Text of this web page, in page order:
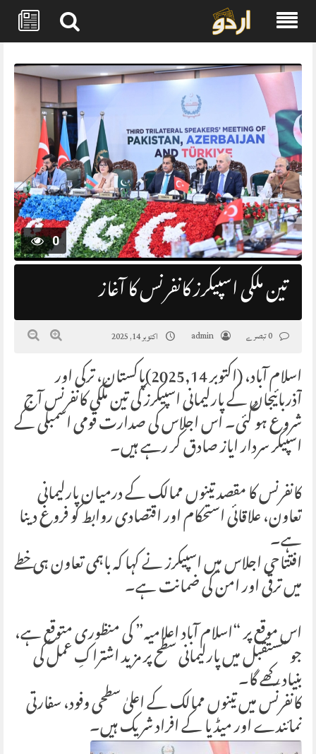
Skip
content
0
تین ملکی اسپیکرز کانفرنس کا آغاز
admin اکتوبر 14, 2025
اسلام آباد، (اکتوبر 2025,14)پاکستان، ترکی اور
آذربائیجان کے پارلیمانی اسپیکرز کی تین ملکی کانفرنس آج
شروع ہو گئی۔ اس اجلاس کی صدارت قومی اسمبلی کے
اسپیکر سردار ایاز صادق کر رہے ہیں۔
کانفرنس کا مقصد تینوں ممالک کے درمیان پارلیمانی
تعاون، علاقائی استحکام اور اقتصادی روابط کو فروغ دینا
ہے۔
افتتاحی اجلاس میں اسپیکرز نے کہا کہ باہمی تعاون ہی خطے
میں ترقی اور امن کی ضمانت ہے۔
اس موقع پر “اسلام آباد اعلامیہ” کی منظوری متوقع ہے،
جو مستقبل میں پارلیمانی سطح پر مزید اشتراکِ عمل کی
بنیاد رکھے گا۔
کانفرنس میں تینوں ممالک کے اعلیٰ سطحی وفود، سفارتی
نمائندے اور میڈیا کے افراد شریک ہیں۔